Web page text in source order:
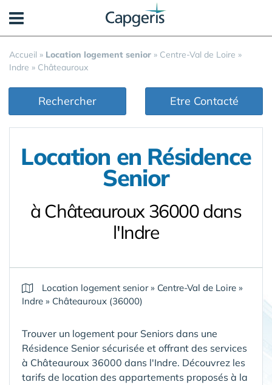
Accueil » Location logement senior » Centre-Val de Loire »
Indre » Châteauroux
Rechercher Etre Contacté
Location en Résidence
Senior
à Châteauroux 36000 dans
l'Indre
Location logement senior» Centre-Val de Loire »
Indre » Châteauroux (36000)
Trouver un logement pour Seniors dans une
Résidence Senior sécurisée et offrant des services
à Châteauroux 36000 dans l'Indre. Découvrez les
tarifs de location des appartements proposés à la